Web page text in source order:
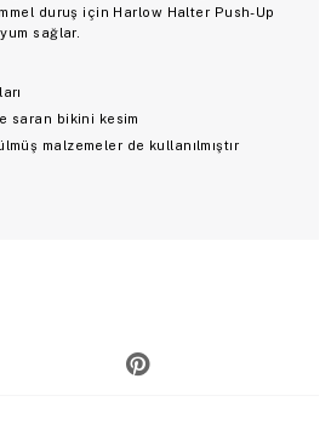
duruş için Harlow Halter Push-Up
sağlar.
saran bikini kesim
malzemeler de kullanılmıştır